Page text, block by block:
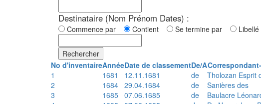
Destinataire (Nom Prénom Dates) :
Commence par Contient Se termine par
Rechercher
No d'inventaireAnnéeDate de classementDe/A
1
1681 12.11.1681 de Tholozan Esprit
2
1684 29.04.1684 de Sanières des
3
1685 07.06.1685 de Baulacre